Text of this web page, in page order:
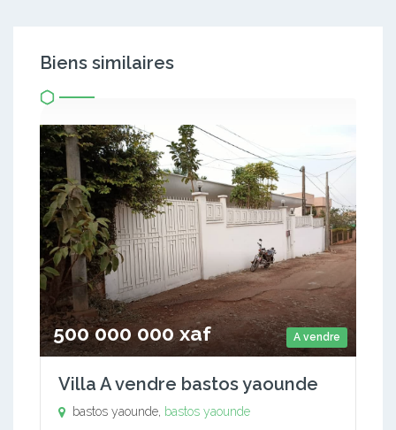
Biens similaires
A vendre
500 000 000 xaf
Villa A vendre bastos yaounde
bastos yaounde, bastos yaounde